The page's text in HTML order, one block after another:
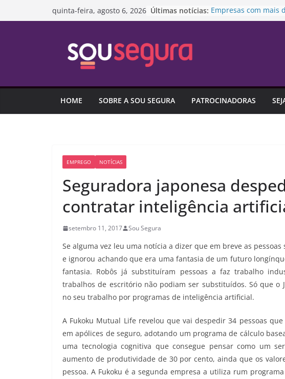
para
quinta-feira, agosto 6, 2026 Últimas notícias: Empresas com mais
empregados devem
R$ 8,5 bilhões no
Brasileiros estão
HOME SOBRE A SOU SEGURA PATROCINADORAS
EMPREGO NOTÍCIAS
Seguradora japonesa
contratar inteligência
setembro 11, 2017 Sou Segura
Se alguma vez leu uma notícia a dizer que em breve as
e ignorou achando que era uma fantasia de um futuro
fantasia. Robôs já substituíram pessoas a faz trabalho
trabalhos de escritório não podiam ser substituídos. Só que o
no seu trabalho por programas de inteligência artificial.
A Fukoku Mutual Life revelou que vai despedir 34 pessoas
em apólices de seguro, adotando um programa de cálculo
uma tecnologia cognitiva que consegue pensar como um
aumento de produtividade de 30 por cento, ainda que os
pessoa. A Fukoku é a segunda empresa a utiliza rum